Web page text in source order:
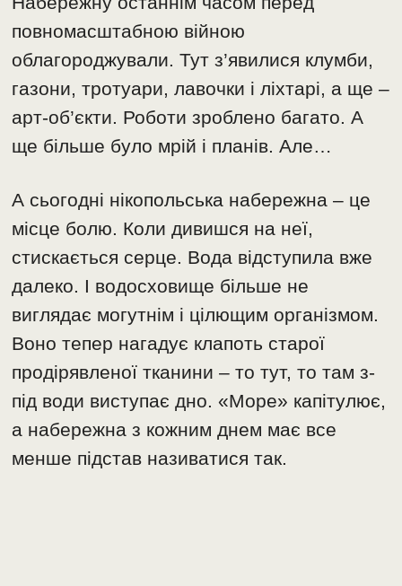
повномасштабною війною
облагороджували. Тут з’явилися клумби,
газони, тротуари, лавочки і ліхтарі, а ще –
арт-об’єкти. Роботи зроблено багато. А
ще більше було мрій і планів. Але…
А сьогодні нікопольська набережна – це
місце болю. Коли дивишся на неї,
стискається серце. Вода відступила вже
далеко. І водосховище більше не
виглядає могутнім і цілющим організмом.
Воно тепер нагадує клапоть старої
продірявленої тканини – то тут, то там з-
під води виступає дно. «Море» капітулює,
а набережна з кожним днем має все
менше підстав називатися так.